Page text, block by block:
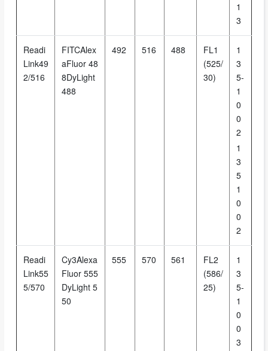
1
3
Readi
Link49
2/516
FITCAlex
aFluor 48
8DyLight
488
492 516 488
FL1
(525/
30)
1
3
5-
1
0
0
2
1
3
5
1
0
0
2
Readi
Link55
5/570
Cy3Alexa
Fluor 555
DyLight 5
50
555 570 561
FL2
(586/
25)
1
3
5-
1
0
0
3